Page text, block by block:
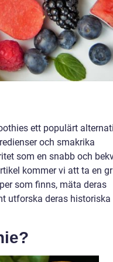
ett populärt
och smakrika
som en snabb och
kommer vi att ta en
som finns, mäta deras
utforska deras